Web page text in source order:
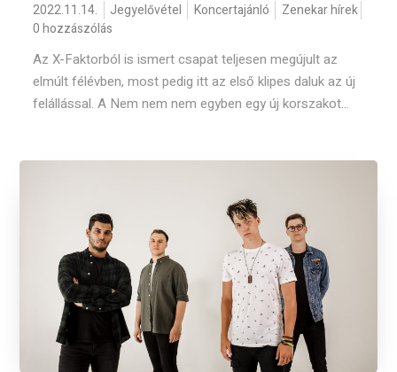
2022.11.14. Jegyelővétel Koncertajánló
Zenekar hírek
0 hozzászólás
Az X-Faktorból is ismert csapat teljesen megújult az
elmúlt félévben, most pedig itt az első klipes daluk az új
felállással. A Nem nem nem egyben egy új korszakot...